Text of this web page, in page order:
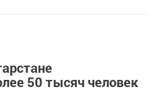
50 тысяч человек